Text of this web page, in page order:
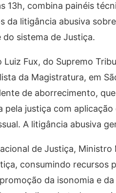
13h, combina painéis
litigância abusiva
sistema de Justiça.
Fux, do Supremo
da Magistratura, em
de aborrecimento,
justiça com
A litigância abusiva
de Justiça, Ministro
consumindo recursos
da isonomia e